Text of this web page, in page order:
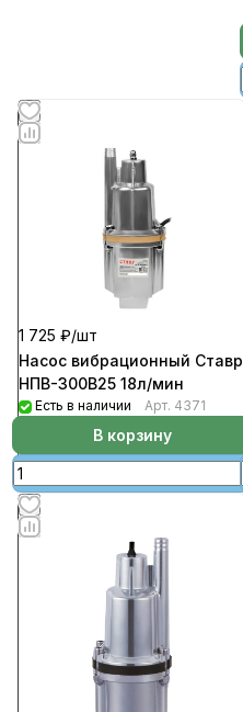
1 725 ₽/шт
Насос вибрационный Ставр
НПВ-300В25 18л/мин
Есть в наличии Арт. 4371
В корзину